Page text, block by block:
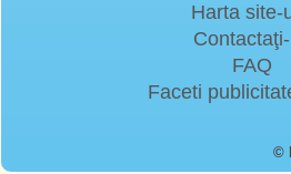
Harta site-
FAQ
Faceti
©